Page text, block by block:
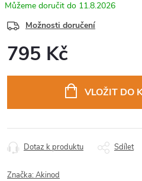
11.8.2026
Možnosti doručení
795 Kč
VLOŽIT DO
Dotaz k produktu Sdílet
Značka:Akinod